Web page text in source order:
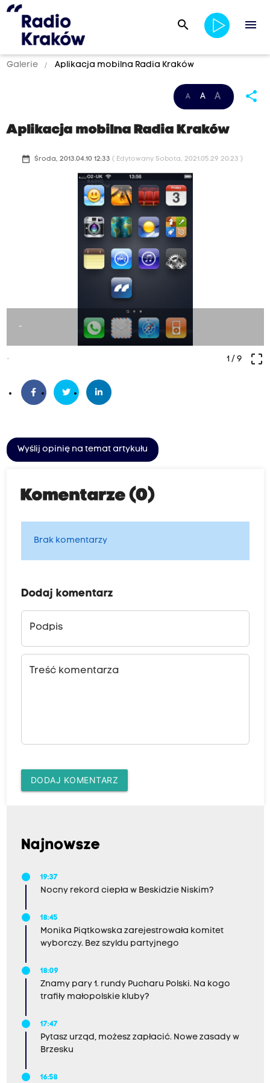
search menu
Galerie Aplikacja mobilna Radia Kraków
A A A share
Aplikacja mobilna Radia Kraków
date_range Środa, 2013.04.10 12:33 ( Edytowany Sobota, 2021.05.29 20:23 )
-
- crop_free
1/ 9
Wyślij opinię na temat artykułu
Komentarze (0)
Brak komentarzy
Dodaj komentarz
Podpis
Treść komentarza
DODAJ KOMENTARZ
Najnowsze
19:37
Nocny rekord ciepła w Beskidzie Niskim?
18:45
Monika Piątkowska zarejestrowała komitet
wyborczy. Bez szyldu partyjnego
18:09
Znamy pary 1. rundy Pucharu Polski. Na kogo
trafiły małopolskie kluby?
17:47
Pytasz urząd, możesz zapłacić. Nowe zasady w
Brzesku
16:58